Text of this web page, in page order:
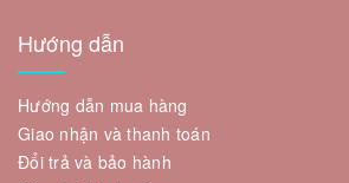
Hướng dẫn
Hướng dẫn mua hàng
Giao nhận và thanh toán
Đổi trả và bảo hành